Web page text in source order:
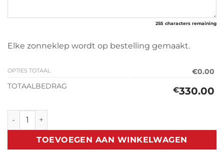
255 characters remaining
Elke zonneklep wordt op bestelling gemaakt.
OPTIES TOTAAL
€0.00
TOTAALBEDRAG
€330.00
Zonneklep V.W Amarok 2010> aantal
TOEVOEGEN AAN WINKELWAGEN